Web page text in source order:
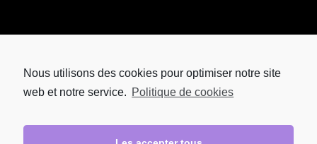
Nous utilisons des cookies pour optimiser notre site
web et notre service. Politique de cookies